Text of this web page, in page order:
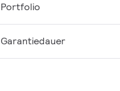
Portfolio
Garantiedauer